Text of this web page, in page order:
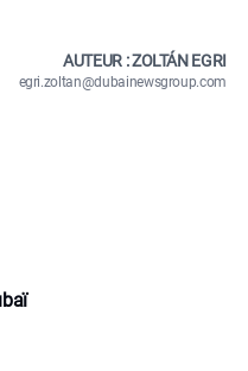
AUTEUR : ZOLTÁN EGRI
egri.zoltan@dubainewsgroup.com